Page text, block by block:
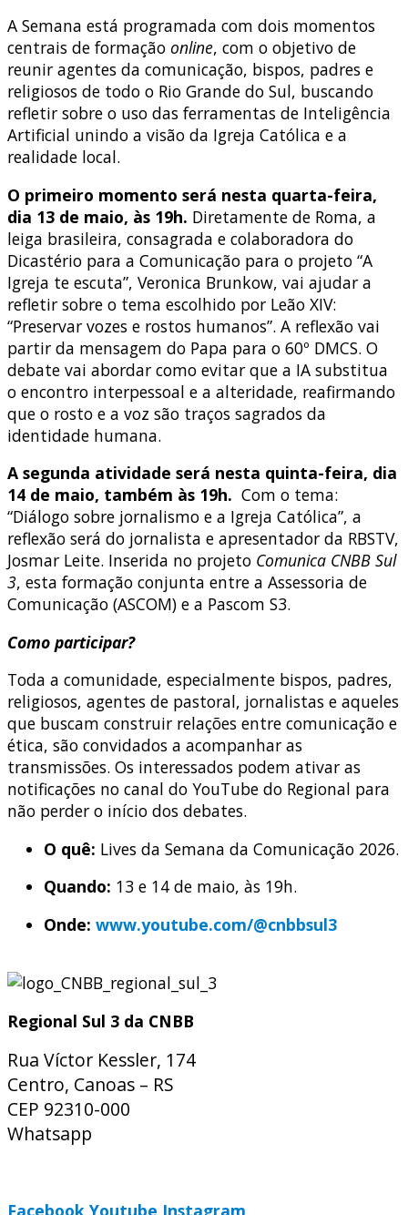
A Semana está programada com dois momentos
centrais de formação online, com o objetivo de
reunir agentes da comunicação, bispos, padres e
religiosos de todo o Rio Grande do Sul, buscando
refletir sobre o uso das ferramentas de Inteligência
Artificial unindo a visão da Igreja Católica e a
realidade local.
O primeiro momento será nesta quarta-feira,
dia 13 de maio, às 19h. Diretamente de Roma, a
leiga brasileira, consagrada e colaboradora do
Dicastério para a Comunicação para o projeto “A
Igreja te escuta”, Veronica Brunkow, vai ajudar a
refletir sobre o tema escolhido por Leão XIV:
“Preservar vozes e rostos humanos”. A reflexão vai
partir da mensagem do Papa para o 60º DMCS. O
debate vai abordar como evitar que a IA substitua
o encontro interpessoal e a alteridade, reafirmando
que o rosto e a voz são traços sagrados da
identidade humana.
A segunda atividade será nesta quinta-feira, dia
14 de maio, também às 19h. Com o tema:
“Diálogo sobre jornalismo e a Igreja Católica”, a
reflexão será do jornalista e apresentador da RBSTV,
Josmar Leite. Inserida no projeto Comunica CNBB Sul
3, esta formação conjunta entre a Assessoria de
Comunicação (ASCOM) e a Pascom S3.
Como participar?
Toda a comunidade, especialmente bispos, padres,
religiosos, agentes de pastoral, jornalistas e aqueles
que buscam construir relações entre comunicação e
ética, são convidados a acompanhar as
transmissões. Os interessados podem ativar as
notificações no canal do YouTube do Regional para
não perder o início dos debates.
O quê: Lives da Semana da Comunicação 2026.
Quando: 13 e 14 de maio, às 19h.
Onde: www.youtube.com/@cnbbsul3
Regional Sul 3 da CNBB
Rua Víctor Kessler, 174
Centro, Canoas – RS
CEP 92310-000
Whatsapp